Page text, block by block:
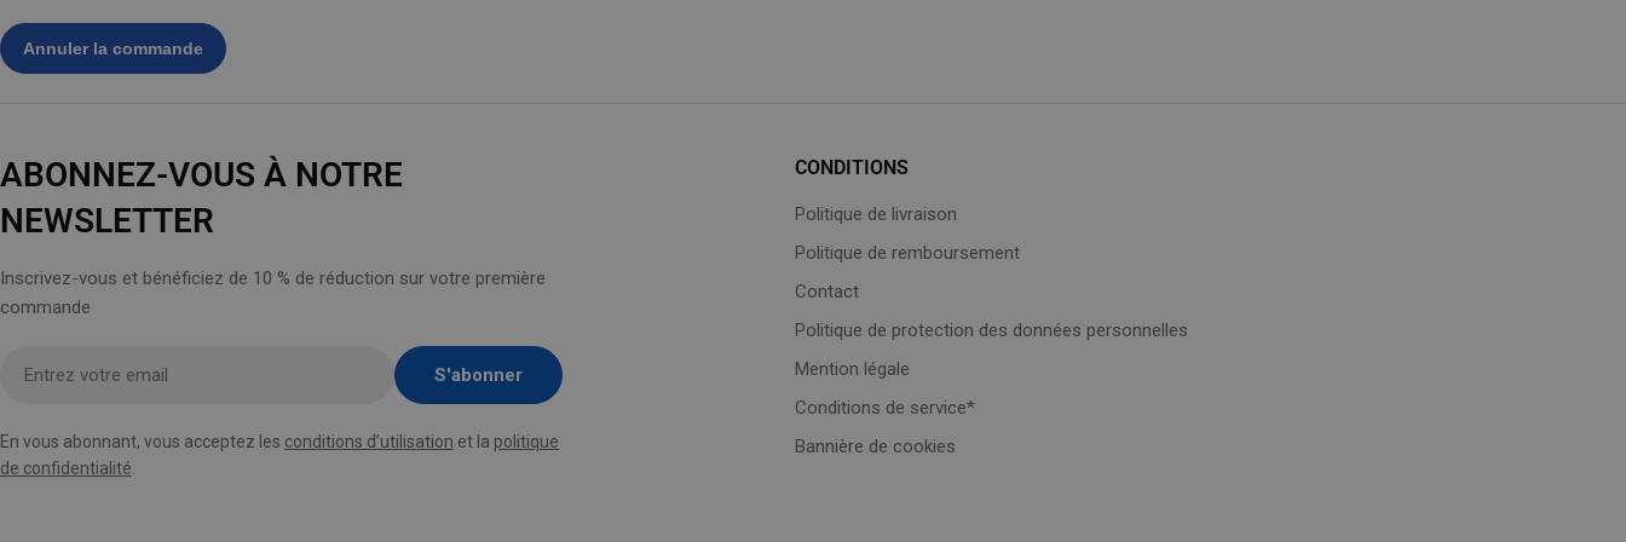
ABONNEZ-VOUS À NOTRE
NEWSLETTER
Inscrivez-vous et bénéficiez de 10 % de réduction sur votre première
commande
votre
ici
S'abonner
En vous abonnant, vous acceptez les conditions d’utilisation et la politique
de confidentialité
CONDITIONS
Politique de livraison
Politique de remboursement
Contact
Politique de protection des données personnelles
Mention légale
Conditions de service*
Bannière de cookies